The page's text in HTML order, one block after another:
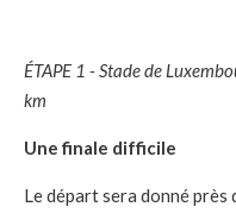
ÉTAPE 1 - Stade de
km
Une finale difficile
Le départ sera donné près